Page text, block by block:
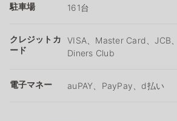
駐車場 161台
クレジットカ
ード
VISA、Master Card、JCB
Diners Club
電子マネー auPAY、PayPay、d払い